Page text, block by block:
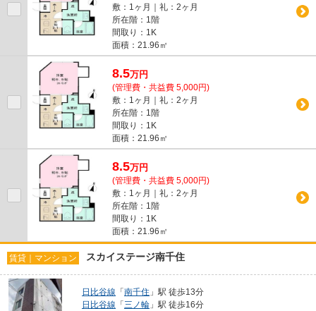
敷：1ヶ月｜礼：2ヶ月
所在階：1階
間取り：1K
面積：21.96㎡
8.5万円
(管理費・共益費 5,000円)
敷：1ヶ月｜礼：2ヶ月
所在階：1階
間取り：1K
面積：21.96㎡
8.5万円
(管理費・共益費 5,000円)
敷：1ヶ月｜礼：2ヶ月
所在階：1階
間取り：1K
面積：21.96㎡
賃貸｜マンション スカイステージ南千住
日比谷線 「南千住 」駅 徒歩13分
日比谷線 「三ノ輪 」駅 徒歩16分